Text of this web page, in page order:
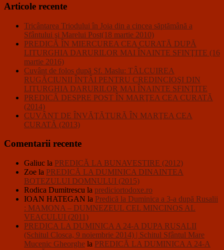
Articole recente
Tricântarea Triodului în Joia din a cincea săptămână a
Sfântului şi Marelui Post(18 martie 2010)
PREDICĂ ÎN MIERCUREA CEA CURATĂ DUPĂ
LITURGHIA DARURILOR MAI ÎNAINTE SFINŢITE (16
martie 2016)
Cuvânt de folos după Sf. Maslu: TÂLCUIREA
RUGĂCIUNII ÎNTÂI PENTRU CREDINCIOŞI DIN
LITURGHIA DARURILOR MAI ÎNAINTE SFINŢITE
PREDICĂ DESPRE POST ÎN MARŢEA CEA CURATĂ
(2014)
CUVÂNT DE ÎNVĂŢĂTURĂ ÎN MARŢEA CEA
CURATĂ (2013)
Comentarii recente
Galiuc la PREDICĂ LA BUNAVESTIRE (2012)
Zoe la PREDICĂ LA DUMINICA DINAINTEA
BOTEZULUI DOMNULUI (2015)
Rodica Dumitrescu la prediciortodoxe.ro
IOAN HATEGAN la Predică la Duminica a 3-a după Rusalii
: MAMONA – DUMNEZEUL CEL MINCINOS AL
VEACULUI (2011)
PREDICA LA DUMINICA A 24-A DUPA RUSALII
(Schitul Closca, 9 noiembrie 2014) | Schitul Sfântul Mare
Mucenic Gheorghe la PREDICĂ LA DUMINICA A 24-A